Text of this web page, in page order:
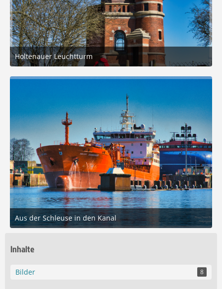
Holtenauer Leuchtturm
21. März 2025 um 15:27
7
Aus der Schleuse in den Kanal
21. März 2025 um 15:20
Inhalte
Bilder 8